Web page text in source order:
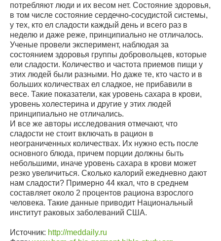
потребляют люди и их весом нет. Состояние здоровья,
в том числе состояние сердечно-сосудистой системы,
у тех, кто ел сладости каждый день и всего раз в
неделю и даже реже, принципиально не отличалось.
Ученые провели эксперимент, наблюдая за
состоянием здоровья группы добровольцев, которые
ели сладости. Количество и частота приемов пищи у
этих людей были разными. Но даже те, кто часто и в
больших количествах ел сладкое, не прибавили в
весе. Такие показатели, как уровень сахара в крови,
уровень холестерина и другие у этих людей
принципиально не отличались.
И все же авторы исследования отмечают, что
сладости не стоит включать в рацион в
неограниченных количествах. Их нужно есть после
основного блюда, причем порции должны быть
небольшими, иначе уровень сахара в крови может
резко увеличиться. Сколько калорий ежедневно дают
нам сладости? Примерно 44 ккал, что в среднем
составляет около 2 процентов рациона взрослого
человека. Такие данные приводит Национальный
институт раковых заболеваний США.
Источник: http://meddaily.ru